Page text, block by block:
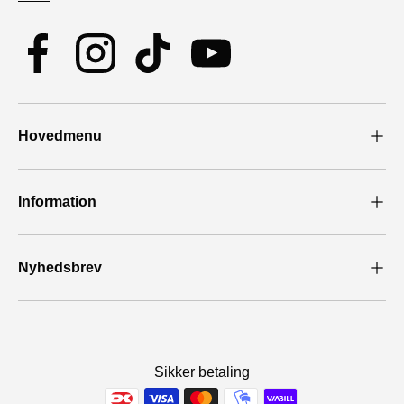
FacebookInstagramTikTok YouTube
Hovedmenu
Information
Nyhedsbrev
Sikker betaling